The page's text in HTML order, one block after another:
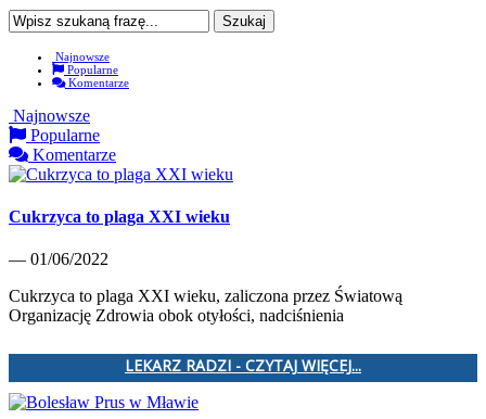
Najnowsze
Popularne
Komentarze
Najnowsze
Popularne
Komentarze
Cukrzyca to plaga XXI wieku
— 01/06/2022
Cukrzyca to plaga XXI wieku, zaliczona przez Światową
Organizację Zdrowia obok otyłości, nadciśnienia
LEKARZ RADZI - CZYTAJ WIĘCEJ...